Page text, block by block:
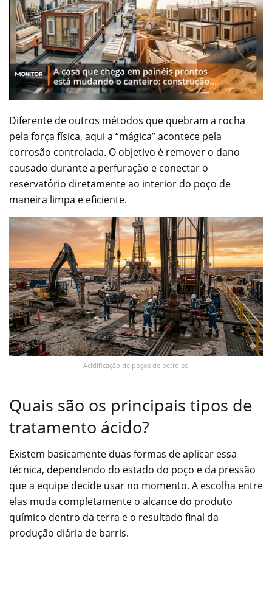
Diferente de outros métodos que quebram a rocha
pela força física, aqui a “mágica” acontece pela
corrosão controlada. O objetivo é remover o dano
causado durante a perfuração e conectar o
reservatório diretamente ao interior do poço de
maneira limpa e eficiente.
Acidificação de poços de petróleo
Quais são os principais tipos de
tratamento ácido?
Existem basicamente duas formas de aplicar essa
técnica, dependendo do estado do poço e da pressão
que a equipe decide usar no momento. A escolha entre
elas muda completamente o alcance do produto
químico dentro da terra e o resultado final da
produção diária de barris.